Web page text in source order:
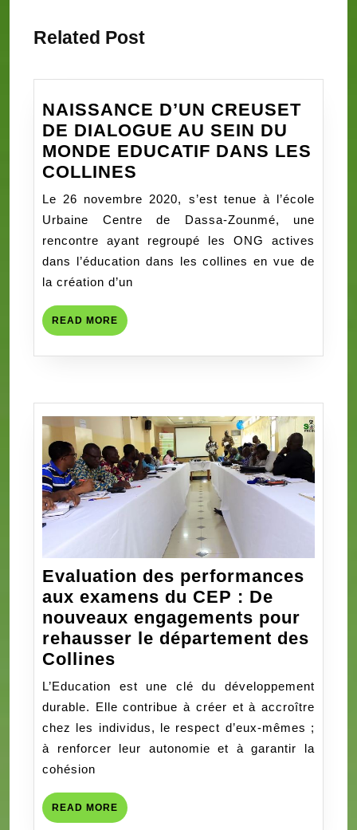
Related Post
NAISSANCE D’UN CREUSET
DE DIALOGUE AU SEIN DU
MONDE EDUCATIF DANS LES
COLLINES
D’UN
CREUSET
DE
DIALOGUE
EDUCATIF
LES
COLLINES
Le 26 novembre 2020, s’est tenue à l’école
Urbaine Centre de Dassa-Zounmé, une
rencontre ayant regroupé les ONG actives
dans l’éducation dans les collines en vue de
la création d’un
READ MORE READ
MORE
Evaluation des performances
aux examens du CEP : De
nouveaux engagements pour
rehausser le département des
Collines
des
performances
aux
examens
:
De
L’Education est une clé du développement
durable. Elle contribue à créer et à accroître
chez les individus, le respect d’eux-mêmes ;
à renforcer leur autonomie et à garantir la
cohésion
READ MORE READ
MORE